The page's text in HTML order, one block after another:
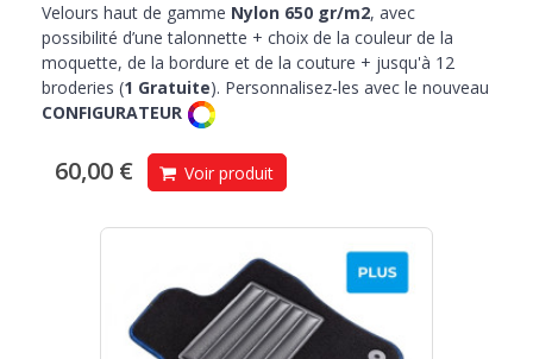
Velours haut de gamme Nylon 650 gr/m2, avec
possibilité d’une talonnette + choix de la couleur de la
moquette, de la bordure et de la couture + jusqu'à 12
broderies (1 Gratuite). Personnalisez-les avec le nouveau
CONFIGURATEUR
60,00 € Voir produit